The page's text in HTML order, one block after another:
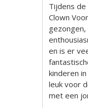
Tijdens de
Clown
en is er
kinderen
leuk voor
met een